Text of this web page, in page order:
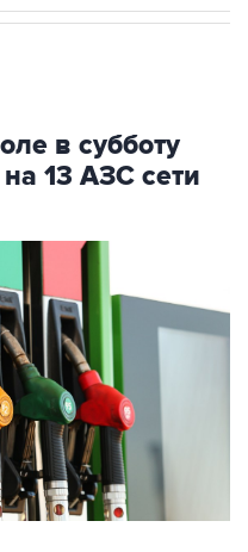
в субботу
13 АЗС сети